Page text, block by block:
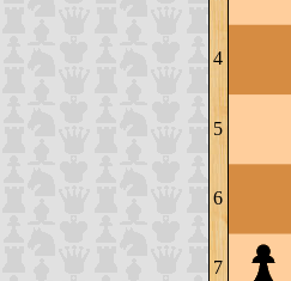
4
5
6
7